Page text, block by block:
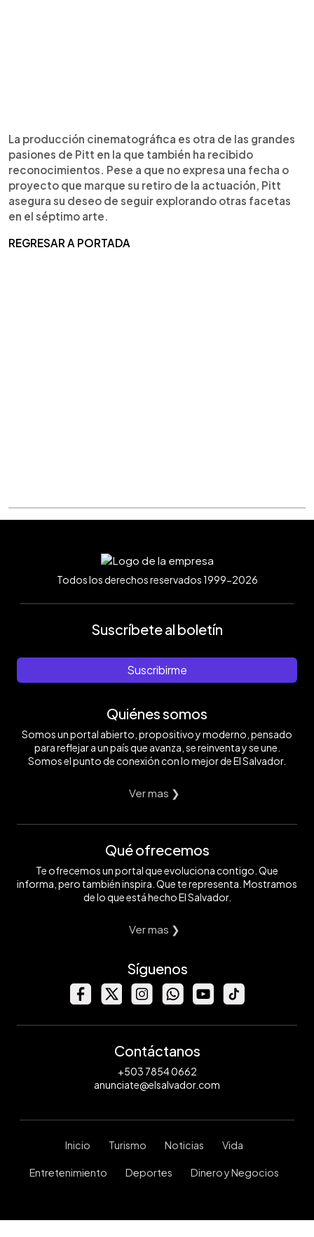
La producción cinematográfica es otra de las grandes
pasiones de Pitt en la que también ha recibido
reconocimientos. Pese a que no expresa una fecha o
proyecto que marque su retiro de la actuación, Pitt
asegura su deseo de seguir explorando otras facetas
en el séptimo arte.
REGRESAR A PORTADA
Todos los derechos reservados 1999-2026
Suscríbete al boletín
Suscribirme
Quiénes somos
Somos un portal abierto, propositivo y moderno, pensado
para reflejar a un país que avanza, se reinventa y se une.
Somos el punto de conexión con lo mejor de El Salvador.
Ver mas ❯
Qué ofrecemos
Te ofrecemos un portal que evoluciona contigo. Que
informa, pero también inspira. Que te representa. Mostramos
de lo que está hecho El Salvador.
Ver mas ❯
Síguenos
Contáctanos
+503 7854 0662
anunciate@elsalvador.com
Inicio Turismo Noticias Vida
Entretenimiento Deportes Dinero y Negocios